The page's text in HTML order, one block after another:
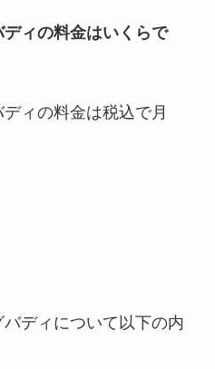
ィの料金はいくらで
ィの料金は税込で月
ディについて以下の内